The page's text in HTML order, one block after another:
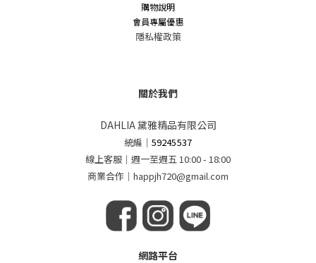
購物說明
會員專屬優惠
隱私權政策
關於我們
DAHLIA 黛雅精品有限公司
統編 ｜59245537
線上客服｜週一至週五 10:00 - 18:00
商業合作｜happjh720@gmail.com
網路平台